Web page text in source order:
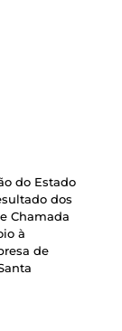
do Estado
dos
Chamada
à
de